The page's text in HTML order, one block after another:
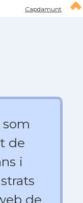
Capdamunt
som
de
i
de